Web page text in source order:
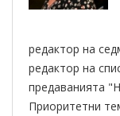
редактор на
редактор на
предаванията
Приоритетни